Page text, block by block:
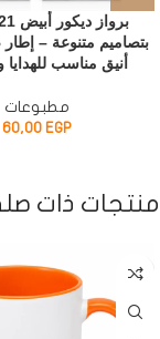
بتصاميم متنوعة –
أنيق مناسب للهدايا
مطبوعات
60,00 EGP
منتجات ذات